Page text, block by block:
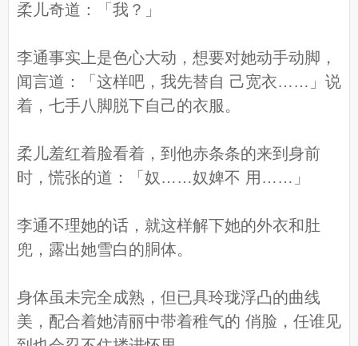
柔儿奇道：「我？」
李通事实上是色心大动，想要对她动手动脚，
闻言道：「这样吧，我先替自 己宽衣……」说
着，七手八脚脱下自己的衣服。
柔儿羞红着脸看着，到他赤条条的来到身前
时，慌张的道：「奴……奴婢不 用……」
李通不理她的话，就这样解下她的外衣和肚
兜，露出她雪白的胴体。
身体虽未完全成熟，但已具玲珑浮凸的曲线
美，配合着她清丽中带着稚气的 俏脸，任谁见